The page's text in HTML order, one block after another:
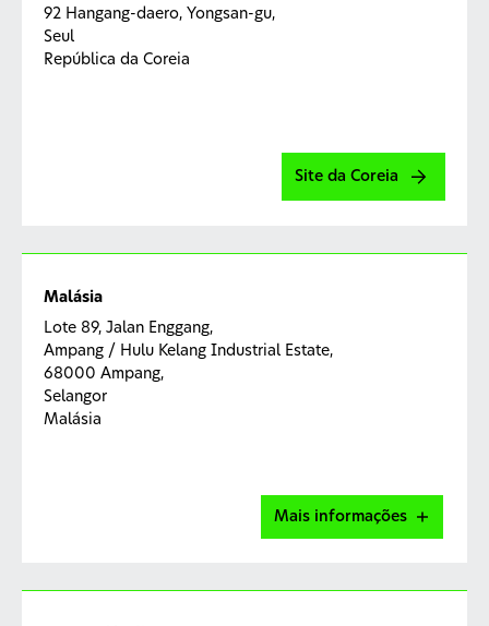
92 Hangang-daero, Yongsan-gu,
Seul
República da Coreia
Site da Coreia
Malásia
Lote 89, Jalan Enggang,
Ampang / Hulu Kelang Industrial Estate,
68000 Ampang,
Selangor
Malásia
Mais informações